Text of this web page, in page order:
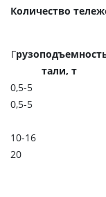
Количество
Г
тали, т
0,5-5
0,5-5
10-16
20